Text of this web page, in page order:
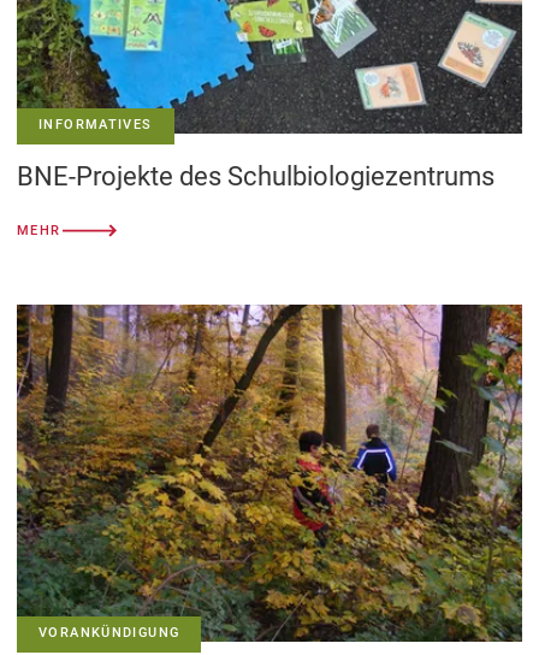
INFORMATIVES
BNE-Projekte des Schulbiologiezentrums
MEHR
VORANKÜNDIGUNG